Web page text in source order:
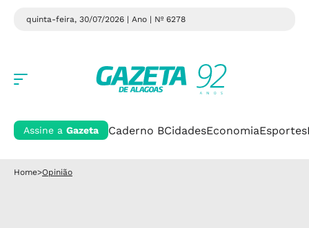
quinta-feira, 30/07/2026 | Ano | Nº 6278
Assine a Gazeta Caderno BCidadesEconomiaEsportes
Home>Opinião